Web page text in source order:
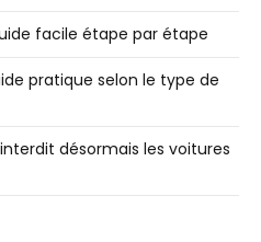
facile étape par étape
pratique selon le type de
désormais les voitures